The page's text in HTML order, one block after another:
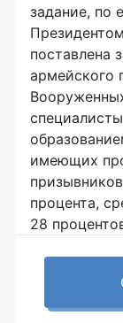
задание, по
поставлена
армейского
имеющих
процента,
28